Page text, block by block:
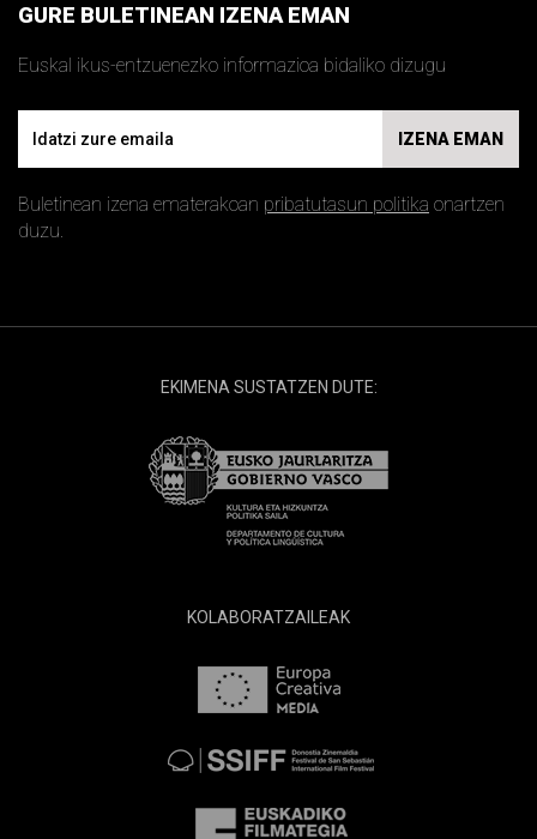
GURE BULETINEAN IZENA EMAN
Euskal ikus-entzuenezko informazioa bidaliko dizugu
IZENA EMAN
Buletinean izena ematerakoan pribatutasun politika onartzen
duzu.
EKIMENA SUSTATZEN DUTE:
KOLABORATZAILEAK